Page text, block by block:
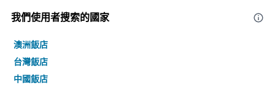
我們使用者搜索的國家
澳洲飯店
台灣飯店
中國飯店